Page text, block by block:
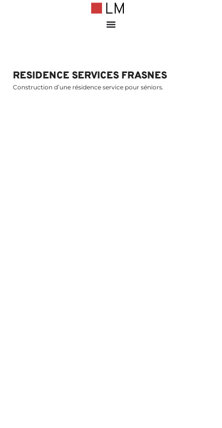
RESIDENCE SERVICES FRASNES
Construction d’une résidence service pour séniors.